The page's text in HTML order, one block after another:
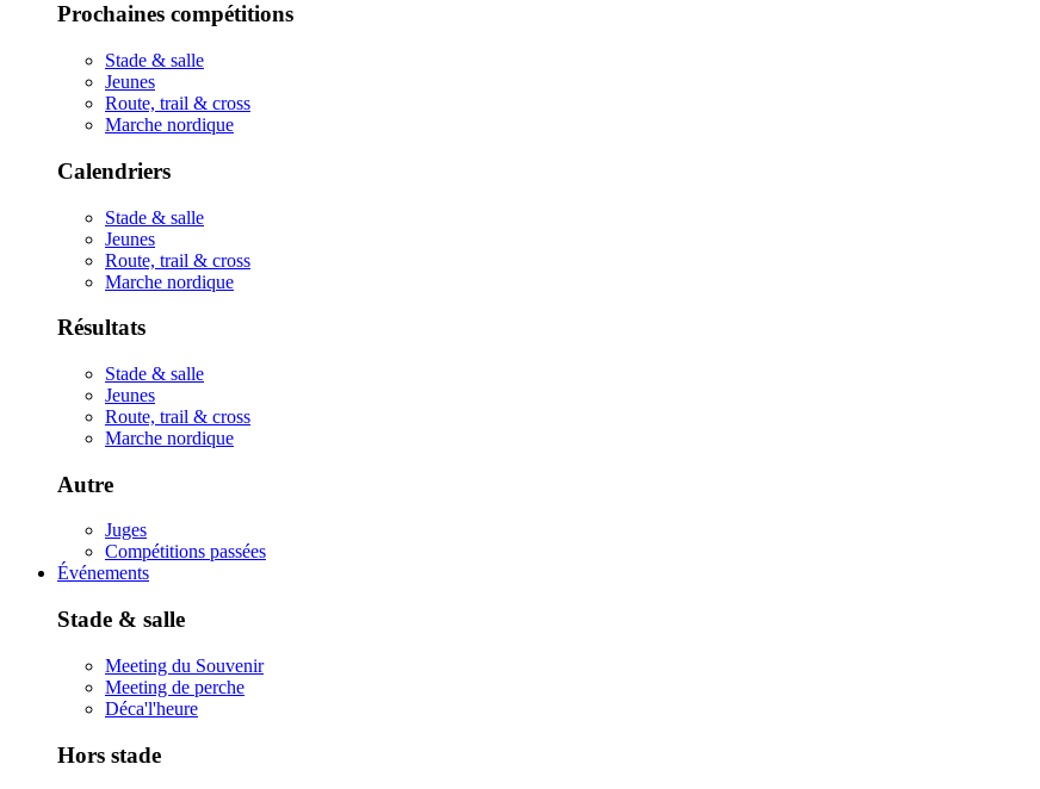
Prochaines compétitions
Stade & salle
Jeunes
Route, trail & cross
Marche nordique
Calendriers
Stade & salle
Jeunes
Route, trail & cross
Marche nordique
Résultats
Stade & salle
Jeunes
Route, trail & cross
Marche nordique
Autre
Juges
Compétitions passées
Événements
Stade & salle
Meeting du Souvenir
Meeting de perche
Déca'l'heure
Hors stade